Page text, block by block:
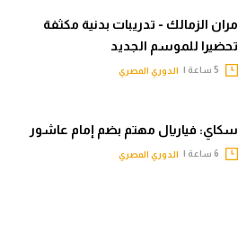
مران الزمالك - تدريبات بدنية مكثفة
تحضيرا للموسم الجديد
الدوري المصري
سكاي: فياريال مهتم بضم إمام عاشور
الدوري المصري